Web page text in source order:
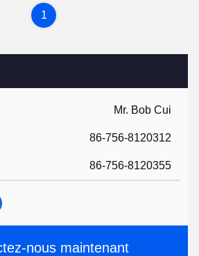
Mr. Bob Cui
86-756-8120312
86-756-8120355
nous maintenant
1